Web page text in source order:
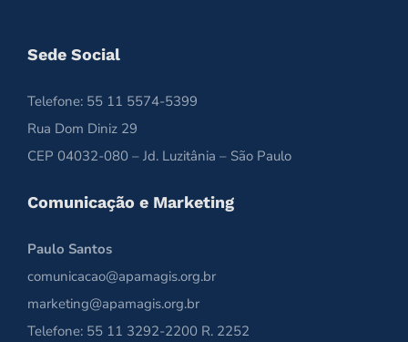
Sede Social
Telefone: 55 11 5574-5399
Rua Dom Diniz 29
CEP 04032-080 – Jd. Luzitânia – São Paulo
Comunicação e Marketing
Paulo Santos
comunicacao@apamagis.org.br
marketing@apamagis.org.br
Telefone: 55 11 3292-2200 R. 2252